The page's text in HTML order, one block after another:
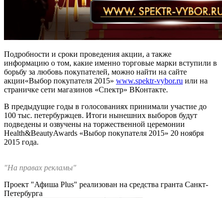
Подробности и сроки проведения акции, а также
информацию о том, какие именно торговые марки вступили в
борьбу за любовь покупателей, можно найти на сайте
акции«Выбор покупателя 2015» www.spektr-vybor.ru или на
страничке сети магазинов «Спектр» ВКонтакте.
В предыдущие годы в голосованиях принимали участие до
100 тыс. петербуржцев. Итоги нынешних выборов будут
подведены и озвучены на торжественной церемонии
Health&BeautyAwards «Выбор покупателя 2015» 20 ноября
2015 года.
"На правах рекламы"
Проект "Афиша Plus" реализован на средства гранта Санкт-
Петербурга